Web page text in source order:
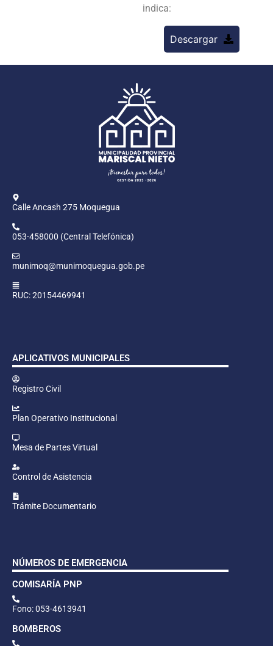
indica:
Descargar
Calle Ancash 275 Moquegua
053-458000 (Central Telefónica)
munimoq@munimoquegua.gob.pe
RUC: 20154469941
APLICATIVOS MUNICIPALES
Registro Civil
Plan Operativo Institucional
Mesa de Partes Virtual
Control de Asistencia
Trámite Documentario
NÚMEROS DE EMERGENCIA
COMISARÍA PNP
Fono: 053-4613941
BOMBEROS